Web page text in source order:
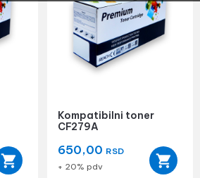
Kompatibilni toner
CF279A
650,00 RSD
+ 20% pdv